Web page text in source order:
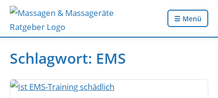
☰ Menü
Schlagwort: EMS